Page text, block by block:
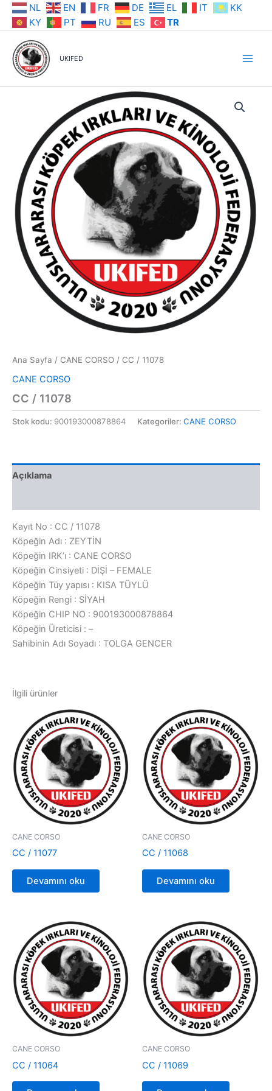
İçeriğe NL EN FR DE EL IT
KK
KY
PT RU ES TR
UKIFED
Ana Sayfa / CANE CORSO / CC / 11078
CANE CORSO
CC / 11078
Stok kodu: 900193000878864 Kategoriler: CANE CORSO
Açıklama
Kayıt No : CC / 11078
Köpeğin Adı : ZEYTİN
Köpeğin IRK’ı : CANE CORSO
Köpeğin Cinsiyeti : DİŞİ – FEMALE
Köpeğin Tüy yapısı : KISA TÜYLÜ
Köpeğin Rengi : SİYAH
Köpeğin CHIP NO : 900193000878864
Köpeğin Üreticisi : –
Sahibinin Adı Soyadı : TOLGA GENCER
İlgili ürünler
CANE CORSO
CC / 11077
Devamını oku
CANE CORSO
CC / 11068
Devamını oku
CANE CORSO
CC / 11064
CANE CORSO
CC / 11069